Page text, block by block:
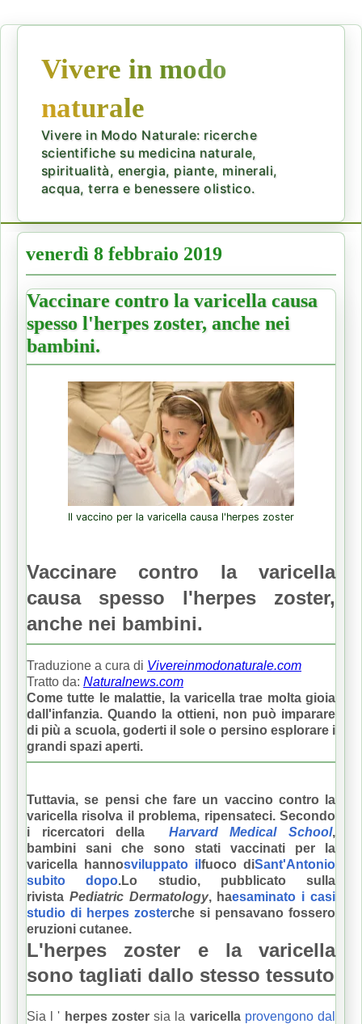
Vivere in modo
naturale
Vivere in Modo Naturale: ricerche
scientifiche su medicina naturale,
spiritualità, energia, piante, minerali,
acqua, terra e benessere olistico.
venerdì 8 febbraio 2019
Vaccinare contro la varicella causa
spesso l'herpes zoster, anche nei
bambini.
Il vaccino per la varicella causa l'herpes zoster
Vaccinare contro la varicella
causa spesso l'herpes zoster,
anche nei bambini.
Traduzione a cura di Vivereinmodonaturale.com
Tratto da: Naturalnews.com
Come tutte le malattie, la varicella trae molta gioia
dall'infanzia. Quando la ottieni, non può imparare
di più a scuola, goderti il sole o persino esplorare i
grandi spazi aperti.
Tuttavia, se pensi che fare un vaccino contro la
varicella risolva il problema, ripensateci. Secondo
i ricercatori della
Harvard Medical School,
bambini sani che sono stati vaccinati per la
varicella hannosviluppato il fuoco diSant'Antonio
subito dopo.Lo studio, pubblicato sulla
rivista Pediatric Dermatology, haesaminato i casi
studio di herpes zosterche si pensavano fossero
eruzioni cutanee.
L'herpes zoster e la varicella
sono tagliati dallo stesso tessuto
Sia l ' herpes zostersia la varicella provengono dal